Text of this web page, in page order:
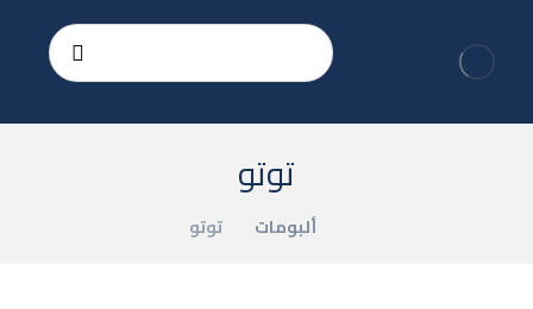
توتو
ألبومات توتو